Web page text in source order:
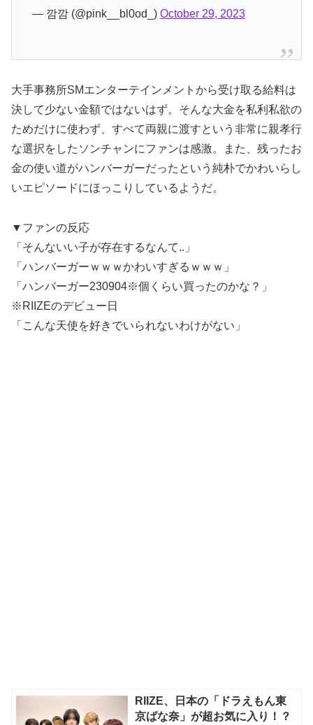
— 깜깜 (@pink__bl0od_) October 29, 2023
大手事務所SMエンターテインメントから受け取る給料は
決して少ない金額ではないはず。そんな大金を私利私欲の
ためだけに使わず、すべて両親に渡すという非常に親孝行
な選択をしたソンチャンにファンは感激。また、残ったお
金の使い道がハンバーガーだったという純朴でかわいらし
いエピソードにほっこりしているようだ。
▼ファンの反応
「そんないい子が存在するなんて..」
「ハンバーガーｗｗｗかわいすぎるｗｗｗ」
「ハンバーガー230904※個くらい買ったのかな？」
※RIIZEのデビュー日
「こんな天使を好きでいられないわけがない」
RIIZE、日本の「ドラえもん東
京ばな奈」が超お気に入り！？